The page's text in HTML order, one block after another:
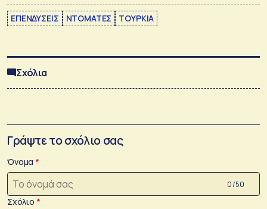
ΕΠΕΝΔΥΣΕΙΣ ΝΤΟΜΑΤΕΣ ΤΟΥΡΚΙΑ
Σχόλια
Γράψτε το σχόλιο σας
Όνομα
0 /50
Σχόλιο